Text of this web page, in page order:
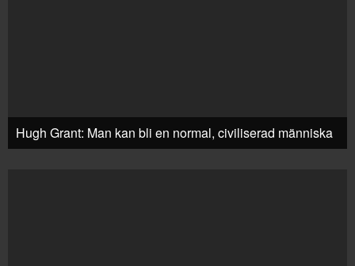
Hugh Grant: Man kan bli en normal, civiliserad människa